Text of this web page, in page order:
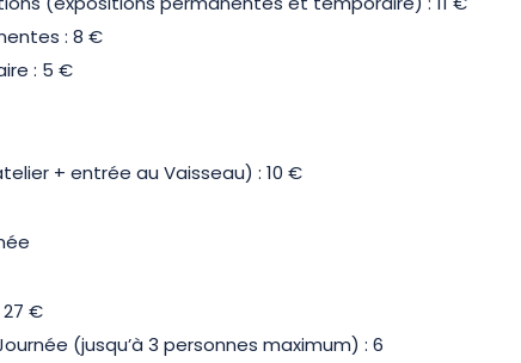
: 8 €
: 5 €
+ entrée au Vaisseau) : 10 €
€
(jusqu’à 3 personnes maximum) : 6